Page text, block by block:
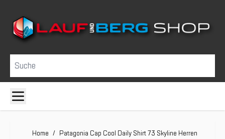
Suche
Home / Patagonia Cap Cool Daily Shirt 73 Skyline Herren black